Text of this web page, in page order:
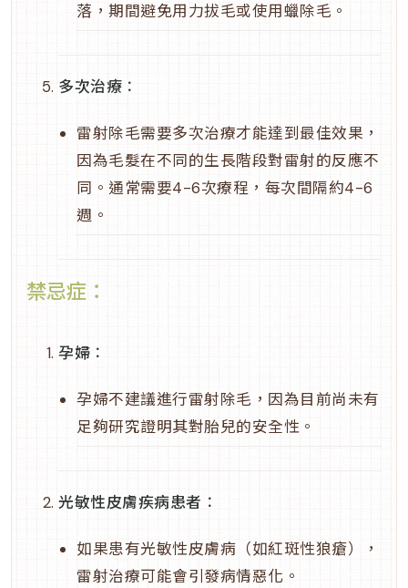
落，期間避免用力拔毛或使用蠟除毛。
多次治療 ：
雷射除毛需要多次治療才能達到最佳效果，
因為毛髮在不同的生長階段對雷射的反應不
同。通常需要4-6次療程，每次間隔約4-6
週。
禁忌症：
孕婦 ：
孕婦不建議進行雷射除毛，因為目前尚未有
足夠研究證明其對胎兒的安全性。
光敏性皮膚疾病患者 ：
如果患有光敏性皮膚病（如紅斑性狼瘡），
雷射治療可能會引發病情惡化。